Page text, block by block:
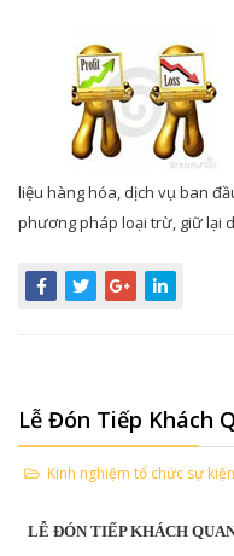
liệu hàng hóa, dịch vụ ban
phương pháp loại trừ, giữ lại
Lễ Đón Tiếp Khách
Kinh nghiệm tổ chức sự kiện
LỄ ĐÓN TIẾP KHÁCH